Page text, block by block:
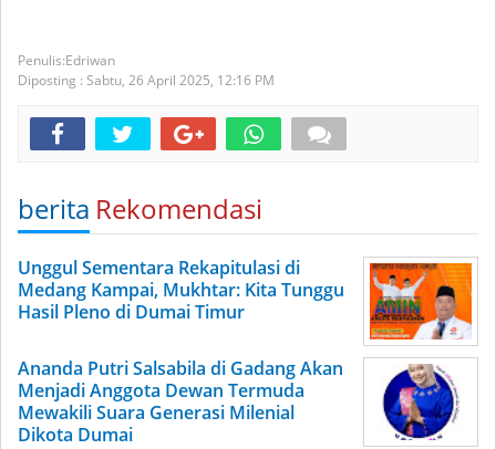
Edriwan
Diposting : Sabtu, 26 April 2025, 12:16 PM
berita Rekomendasi
Unggul Sementara Rekapitulasi di
Medang Kampai, Mukhtar: Kita Tunggu
Hasil Pleno di Dumai Timur
Ananda Putri Salsabila di Gadang Akan
Menjadi Anggota Dewan Termuda
Mewakili Suara Generasi Milenial
Dikota Dumai